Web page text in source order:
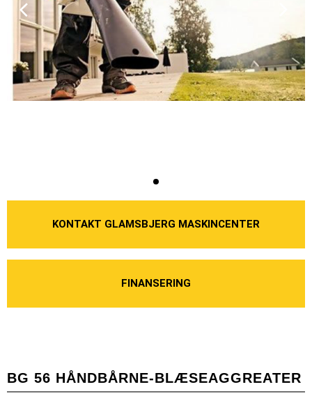
KONTAKT GLAMSBJERG MASKINCENTER
FINANSERING
BG 56 HÅNDBÅRNE-BLÆSEAGGREATER